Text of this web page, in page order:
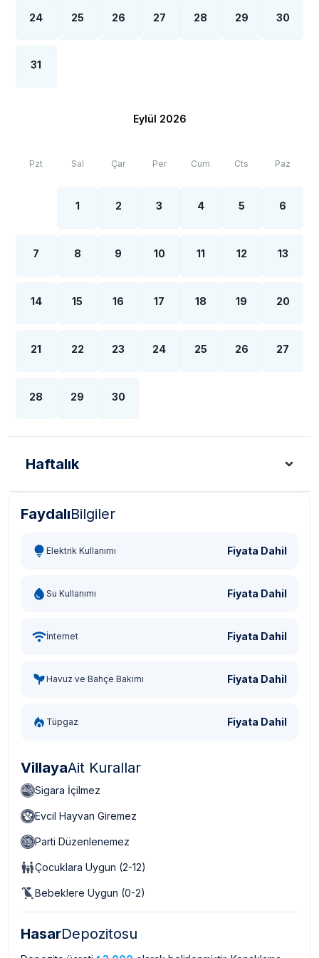
yaşanabilmektedir.
24 25 26 27 28 29 30
31
Eylül 2026
Pzt Sal Çar Per Cum Cts Paz
1 2 3 4 5 6
7 8 9 10 11 12 13
14 15 16 17 18 19 20
21 22 23 24 25 26 27
28 29 30
Haftalık
Türk Lirası - TL
FaydalıBilgiler
Elektrik Kullanımı Fiyata Dahil
Su Kullanımı Fiyata Dahil
İnternet Fiyata Dahil
Havuz ve Bahçe Bakımı Fiyata Dahil
Tüpgaz Fiyata Dahil
VillayaAit Kurallar
Sigara İçilmez
Evcil Hayvan Giremez
Parti Düzenlenemez
Çocuklara Uygun (2-12)
Bebeklere Uygun (0-2)
HasarDepozitosu